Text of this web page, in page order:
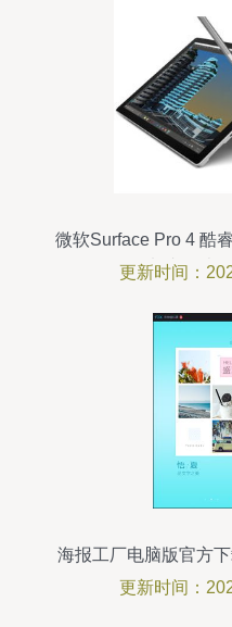
微软Surface Pro 4 酷
笔版平板电脑 轻办
更新时间：
海报工厂电脑版官方
更新时间：